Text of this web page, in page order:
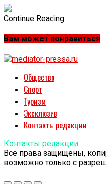
Continue Reading
Вам может понравиться
Общество
Спорт
Туризм
Эксклюзив
Контакты редакции
Контакты редакции
Все права защищены,
возможно только с